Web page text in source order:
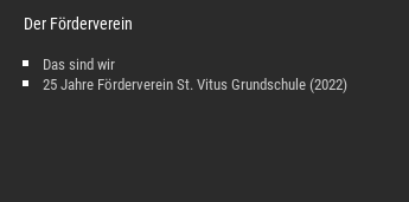
Der Förderverein
Das sind wir
25 Jahre Förderverein St. Vitus Grundschule (2022)